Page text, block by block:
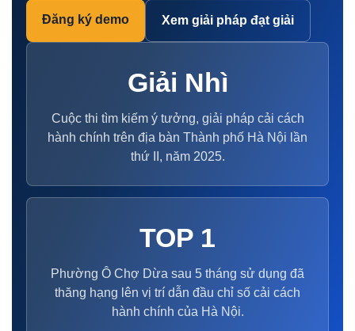
Đăng ký demo Xem giải pháp đạt giải
Giải Nhì
Cuộc thi tìm kiếm ý tưởng, giải pháp cải cách
hành chính trên địa bàn Thành phố Hà Nội lần
thứ II, năm 2025.
TOP 1
Phường Ô Chợ Dừa sau 5 tháng sử dụng đã
thăng hạng lên vị trí dẫn đầu chỉ số cải cách
hành chính của Hà Nội.